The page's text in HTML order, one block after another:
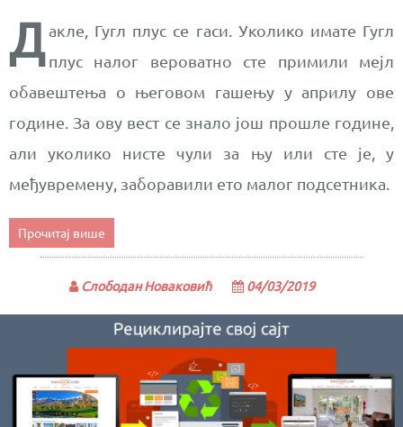
Д акле, Гугл плус се гаси. Уколико имате Гугл
плус налог вероватно сте примили мејл
обавештења о његовом гашењу у априлу ове
године. За ову вест се знало још прошле године,
али уколико нисте чули за њу или сте је, у
међувремену, заборавили ето малог подсетника.
Прочитај више
Слободан Новаковић 04/03/2019